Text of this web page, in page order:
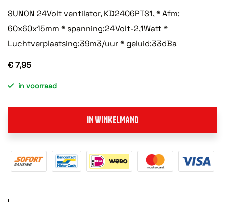
SUNON 24Volt ventilator, KD2406PTS1, * Afm:
60x60x15mm * spanning:24Volt-2,1Watt *
Luchtverplaatsing:39m3/uur * geluid:33dBa
€ 7,95
in voorraad
IN WINKELMAND